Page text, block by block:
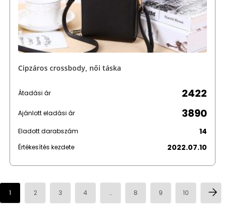
Cipzáros crossbody, női táska
Átadási ár 2422
Ajánlott eladási ár 3890
Eladott darabszám 14
Értékesítés kezdete 2022.07.10
1 2 3 4 … 8 9 10